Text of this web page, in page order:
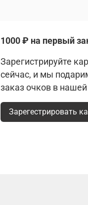
1000 ₽ на первый
Зарегистрируйте
сейчас, и мы
заказ очков в
Зарегестрировать